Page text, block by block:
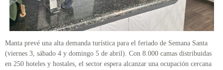
Manta prevé una alta demanda turística para el feriado de Semana Santa
(viernes 3, sábado 4 y domingo 5 de abril). Con 8.000 camas distribuidas
en 250 hoteles y hostales, el sector espera alcanzar una ocupación cercana